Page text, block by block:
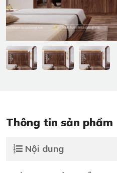
Thông tin sản phẩm
Nội dung